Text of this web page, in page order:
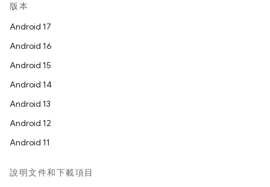
版本
Android 17
Android 16
Android 15
Android 14
Android 13
Android 12
Android 11
說明文件和下載項目